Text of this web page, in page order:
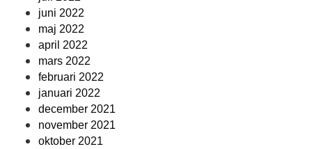
juni 2022
maj 2022
april 2022
mars 2022
februari 2022
januari 2022
december 2021
november 2021
oktober 2021